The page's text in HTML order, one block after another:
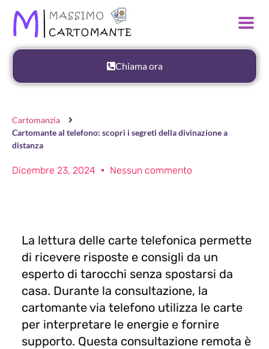
Chiama ora
Cartomanzia
Cartomante al telefono: scopri i segreti della divinazione a
distanza
Dicembre 23, 2024 Nessun commento
La lettura delle carte telefonica permette
di ricevere risposte e consigli da un
esperto di tarocchi senza spostarsi da
casa. Durante la consultazione, la
cartomante via telefono utilizza le carte
per interpretare le energie e fornire
supporto. Questa consultazione remota è